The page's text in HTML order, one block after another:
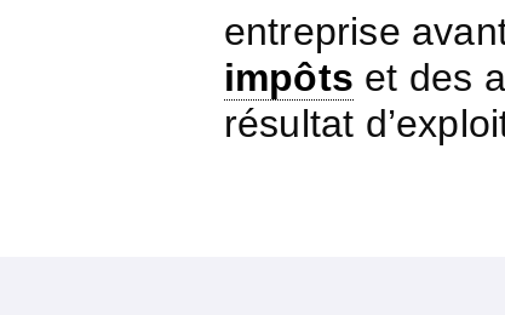
entreprise
impôts et des
résultat